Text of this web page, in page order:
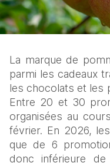
La marque de
parmi les cadeaux
les chocolats et les
Entre 20 et 30
organisées au
février. En 2026,
que de 6
donc inférieure